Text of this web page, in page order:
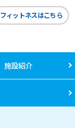
フィットネスはこちら
施設紹介